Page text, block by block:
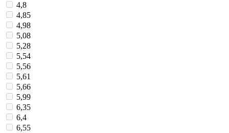
4,8
4,85
4,98
5,08
5,28
5,54
5,56
5,61
5,66
5,99
6,35
6,4
6,55